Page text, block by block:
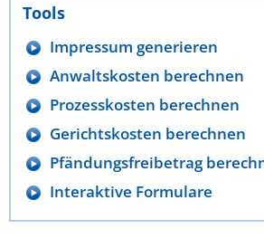
Tools
Impressum generieren
Anwaltskosten berechnen
Prozesskosten berechnen
Gerichtskosten berechnen
Pfändungsfreibetrag
Interaktive Formulare